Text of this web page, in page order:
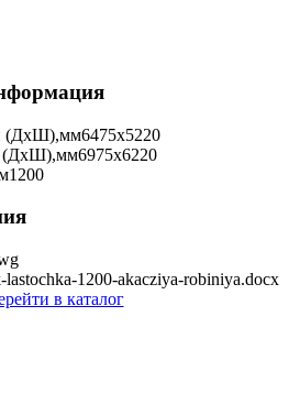
(ДхШ),мм6475х5220
(ДхШ),мм6975х6220
1200
lastochka-1200-akacziya-robiniya.docx
в каталог